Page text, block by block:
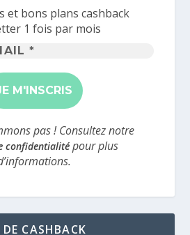
et bons plans cashback
1 fois par mois
Adresse
mail
*
pas ! Consultez notre
confidentialitépour plus
CASHBACK